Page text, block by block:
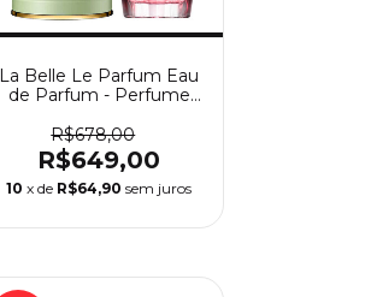
La Belle Le Parfum Eau
de Parfum - Perfume
Gaultier
R$678,00
R$649,00
10 x de R$64,90 sem juros